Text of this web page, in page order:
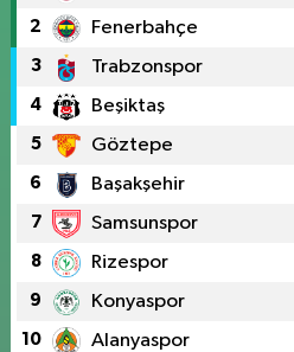
2 Fenerbahçe
3 Trabzonspor
4 Beşiktaş
5 Göztepe
6 Başakşehir
7 Samsunspor
8 Rizespor
9 Konyaspor
10 Alanyaspor